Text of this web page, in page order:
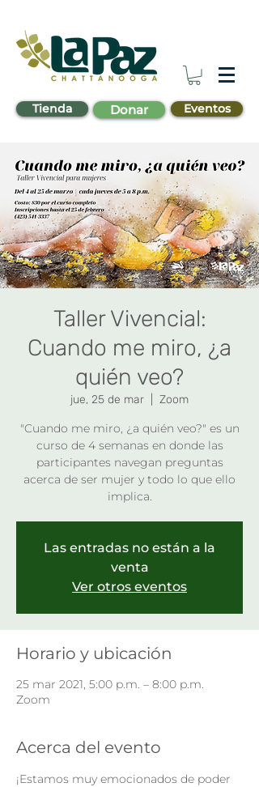
Tienda Donar Eventos
Taller Vivencial:
Cuando me miro, ¿a
quién veo?
jue, 25 de mar Zoom
"Cuando me miro, ¿a quién veo?" es un
curso de 4 semanas en donde las
participantes navegan preguntas
acerca de ser mujer y todo lo que ello
implica.
Las entradas no están a la
venta
Ver otros eventos
Horario y ubicación
25 mar 2021, 5:00 p.m. – 8:00 p.m.
Zoom
Acerca del evento
¡Estamos muy emocionados de poder